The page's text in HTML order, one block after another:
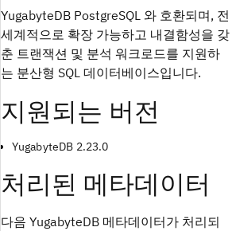
YugabyteDB PostgreSQL 와 호환되며, 전
세계적으로 확장 가능하고 내결함성을 갖
춘 트랜잭션 및 분석 워크로드를 지원하
는 분산형 SQL 데이터베이스입니다.
지원되는 버전
YugabyteDB 2.23.0
처리된 메타데이터
다음 YugabyteDB 메타데이터가 처리되